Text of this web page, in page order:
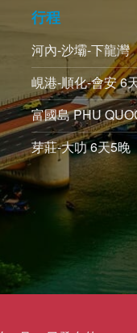
行程
河內-沙壩-下龍灣
峴港-順化-會安 6
富國島 PHU
芽莊-大叻 6天5晚